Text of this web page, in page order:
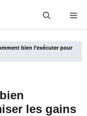
bien l’exécuter pour
les gains